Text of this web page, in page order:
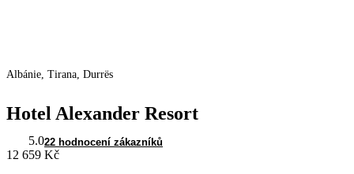
Albánie, Tirana, Durrës
Hotel Alexander Resort
5.022 hodnocení zákazníků
12 659 Kč